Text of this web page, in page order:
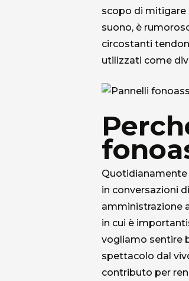
scopo di mitigare
suono, è
circostanti
utilizzati come
in conversazioni
amministrazione
in cui è
vogliamo sentire
spettacolo dal
contributo per